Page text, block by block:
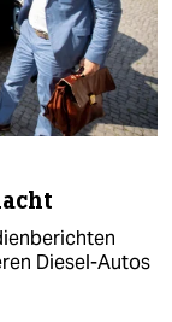
Diesel-Autos